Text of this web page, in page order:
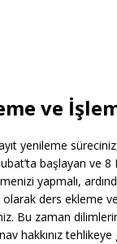
ve
yenileme
başlayan ve
yapmalı,
ders ekleme
Bu zaman dilimlerini
hakkınız